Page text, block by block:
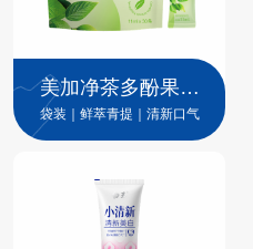
美加净茶多酚果味
漱口水
袋装｜鲜萃青提｜清新口气